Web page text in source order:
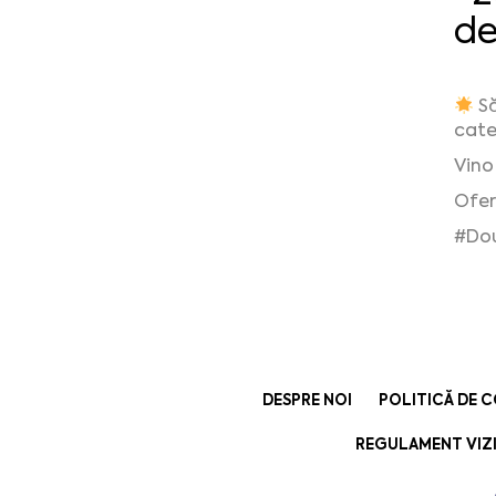
DESPRE NOI POLITICĂ DE
REGULAMENT